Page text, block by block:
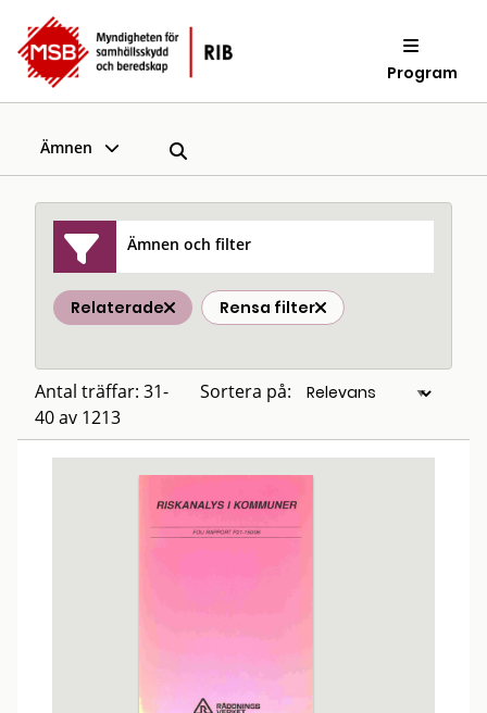
Program
Ämnen
Ämnen och filter
Relaterade Rensa filter
Antal träffar: 31-
40 av 1213
Sortera på: